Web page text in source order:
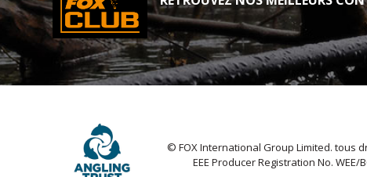
© FOX International Group Limited. tous
EEE Producer Registration No. WEE/